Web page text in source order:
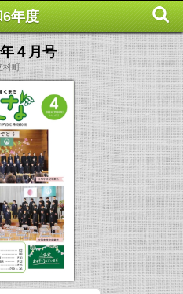
popup, no options set.
6年度
４月号
科町